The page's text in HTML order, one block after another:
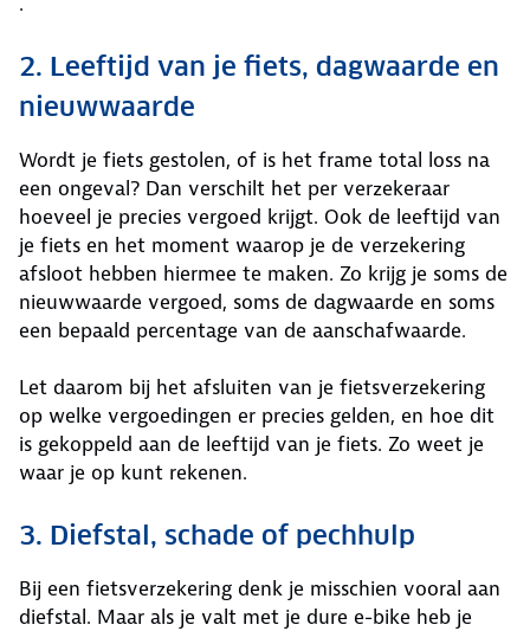
2. Leeftijd van je fiets, dagwaarde en
nieuwwaarde
Wordt je fiets gestolen, of is het frame total loss na
een ongeval? Dan verschilt het per verzekeraar
hoeveel je precies vergoed krijgt. Ook de leeftijd van
je fiets en het moment waarop je de verzekering
afsloot hebben hiermee te maken. Zo krijg je soms de
nieuwwaarde vergoed, soms de dagwaarde en soms
een bepaald percentage van de aanschafwaarde.
Let daarom bij het afsluiten van je fietsverzekering
op welke vergoedingen er precies gelden, en hoe dit
is gekoppeld aan de leeftijd van je fiets. Zo weet je
waar je op kunt rekenen.
3. Diefstal, schade of pechhulp
Bij een fietsverzekering denk je misschien vooral aan
diefstal. Maar als je valt met je dure e-bike heb je